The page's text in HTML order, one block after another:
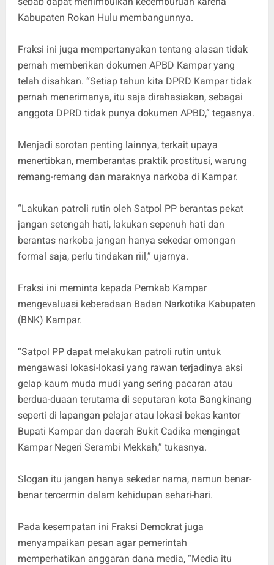
Kabupaten Rokan Hulu membangunnya.
Fraksi ini juga mempertanyakan tentang alasan tidak
pernah memberikan dokumen APBD Kampar yang
telah disahkan. “Setiap tahun kita DPRD Kampar tidak
pernah menerimanya, itu saja dirahasiakan, sebagai
anggota DPRD tidak punya dokumen APBD,” tegasnya.
Menjadi sorotan penting lainnya, terkait upaya
menertibkan, memberantas praktik prostitusi, warung
remang-remang dan maraknya narkoba di Kampar.
“Lakukan patroli rutin oleh Satpol PP berantas pekat
jangan setengah hati, lakukan sepenuh hati dan
berantas narkoba jangan hanya sekedar omongan
formal saja, perlu tindakan riil,” ujarnya.
Fraksi ini meminta kepada Pemkab Kampar
mengevaluasi keberadaan Badan Narkotika Kabupaten
(BNK) Kampar.
“Satpol PP dapat melakukan patroli rutin untuk
mengawasi lokasi-lokasi yang rawan terjadinya aksi
gelap kaum muda mudi yang sering pacaran atau
berdua-duaan terutama di seputaran kota Bangkinang
seperti di lapangan pelajar atau lokasi bekas kantor
Bupati Kampar dan daerah Bukit Cadika mengingat
Kampar Negeri Serambi Mekkah,” tukasnya.
Slogan itu jangan hanya sekedar nama, namun benar-
benar tercermin dalam kehidupan sehari-hari.
Pada kesempatan ini Fraksi Demokrat juga
menyampaikan pesan agar pemerintah
memperhatikan anggaran dana media, “Media itu